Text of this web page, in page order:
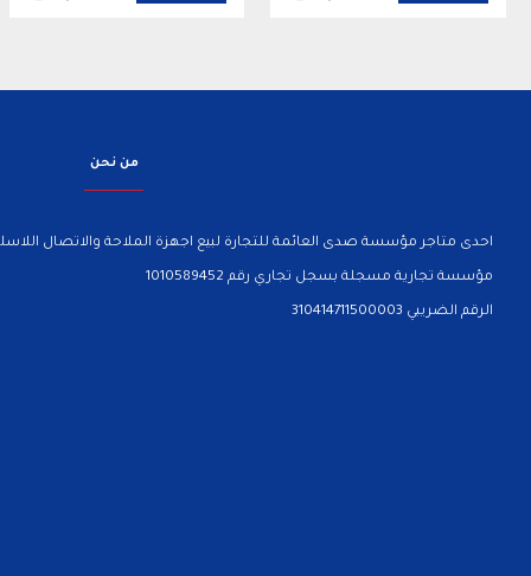
من نحن
احدى متاجر مؤسسة صدى العائمة للتجارة لبيع اجهزة الملاحة والاتصال
مؤسسة تجارية مسجلة بسجل تجاري رقم 1010589452
الرقم الضريبي 310414711500003